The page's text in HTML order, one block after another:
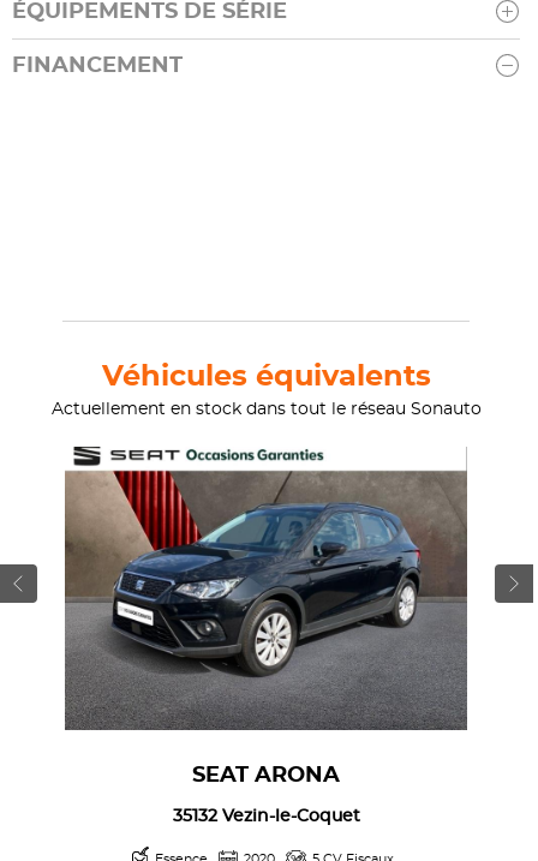
ÉQUIPEMENTS DE SÉRIE
FINANCEMENT
Véhicules équivalents
Actuellement en stock dans tout le réseau Sonauto
SEAT ARONA
35132 Vezin-le-Coquet